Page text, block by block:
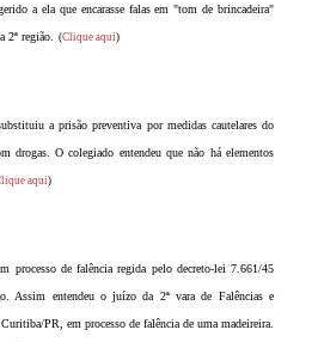
a ela que encarasse falas em "tom de brincadeira"
2ª região. (Clique aqui)
a prisão preventiva por medidas cautelares do
drogas. O colegiado entendeu que não há elementos
aqui)
processo de falência regida pelo decreto-lei 7.661/45
Assim entendeu o juízo da 2ª vara de Falências e
PR, em processo de falência de uma madeireira.